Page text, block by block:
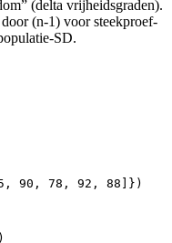
(delta vrijheidsgraden).
(n-1) voor steekproef-
SD.
90, 78, 92, 88]})